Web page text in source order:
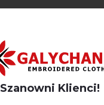
Szanowni Klienci!